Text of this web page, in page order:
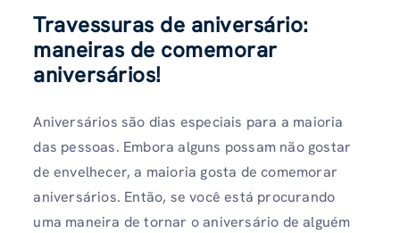
Travessuras de aniversário:
maneiras de comemorar
aniversários!
Aniversários são dias especiais para a maioria
das pessoas. Embora alguns possam não gostar
de envelhecer, a maioria gosta de comemorar
aniversários. Então, se você está procurando
uma maneira de tornar o aniversário de alguém